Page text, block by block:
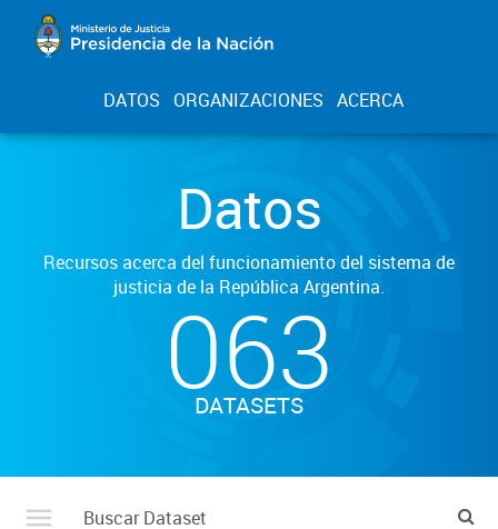
DATOS ORGANIZACIONES ACERCA
Datos
Recursos acerca del funcionamiento del sistema de
justicia de la República Argentina.
063
DATASETS